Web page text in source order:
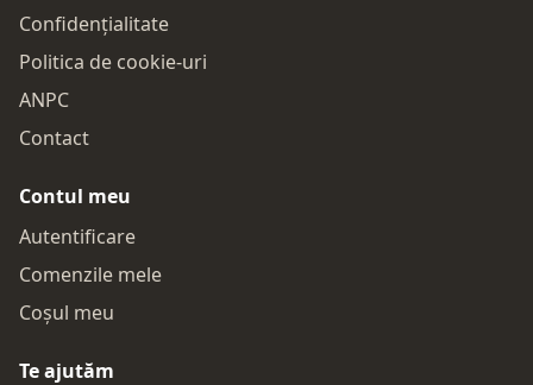
Confidențialitate
Politica de cookie-uri
ANPC
Contact
Contul meu
Autentificare
Comenzile mele
Coșul meu
Te ajutăm